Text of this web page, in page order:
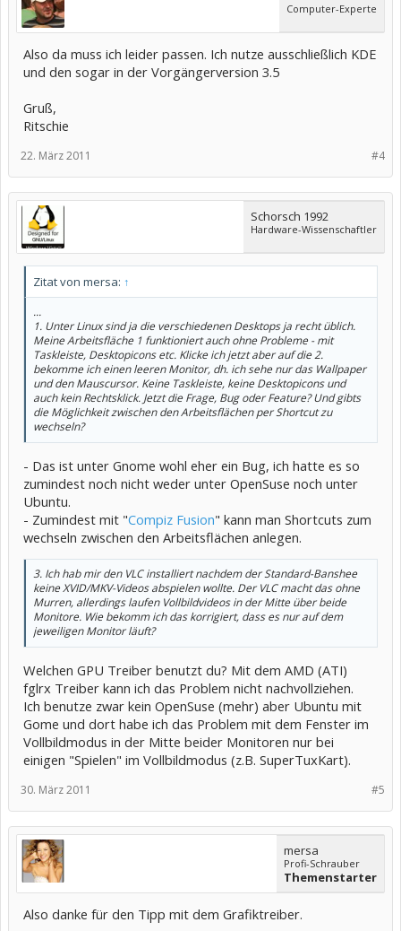
Computer-Experte
Also da muss ich leider passen. Ich nutze ausschließlich KDE
und den sogar in der Vorgängerversion 3.5
Gruß,
Ritschie
#4
22. März 2011
Schorsch 1992
Hardware-Wissenschaftler
Zitat von mersa: ↑
...
1. Unter Linux sind ja die verschiedenen Desktops ja recht üblich.
Meine Arbeitsfläche 1 funktioniert auch ohne Probleme - mit
Taskleiste, Desktopicons etc. Klicke ich jetzt aber auf die 2.
bekomme ich einen leeren Monitor, dh. ich sehe nur das Wallpaper
und den Mauscursor. Keine Taskleiste, keine Desktopicons und
auch kein Rechtsklick. Jetzt die Frage, Bug oder Feature? Und gibts
die Möglichkeit zwischen den Arbeitsflächen per Shortcut zu
wechseln?
- Das ist unter Gnome wohl eher ein Bug, ich hatte es so
zumindest noch nicht weder unter OpenSuse noch unter
Ubuntu.
- Zumindest mit "Compiz Fusion" kann man Shortcuts zum
wechseln zwischen den Arbeitsflächen anlegen.
3. Ich hab mir den VLC installiert nachdem der Standard-Banshee
keine XVID/MKV-Videos abspielen wollte. Der VLC macht das ohne
Murren, allerdings laufen Vollbildvideos in der Mitte über beide
Monitore. Wie bekomm ich das korrigiert, dass es nur auf dem
jeweiligen Monitor läuft?
Welchen GPU Treiber benutzt du? Mit dem AMD (ATI)
fglrx Treiber kann ich das Problem nicht nachvollziehen.
Ich benutze zwar kein OpenSuse (mehr) aber Ubuntu mit
Gome und dort habe ich das Problem mit dem Fenster im
Vollbildmodus in der Mitte beider Monitoren nur bei
einigen "Spielen" im Vollbildmodus (z.B. SuperTuxKart).
#5
30. März 2011
mersa
Profi-Schrauber
Themenstarter
Also danke für den Tipp mit dem Grafiktreiber.